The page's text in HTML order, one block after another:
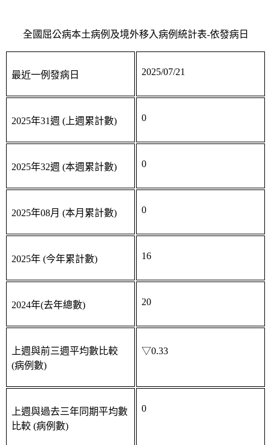
全國屈公病本土病例及境外移入病例統計表-依發病日
最近一例發病日 2025/07/21
2025年31週 (上週累計數) 0
2025年32週 (本週累計數) 0
2025年08月 (本月累計數) 0
2025年 (今年累計數) 16
2024年(去年總數) 20
上週與前三週平均數比較
(病例數)
▽0.33
上週與過去三年同期平均數
比較 (病例數)
0